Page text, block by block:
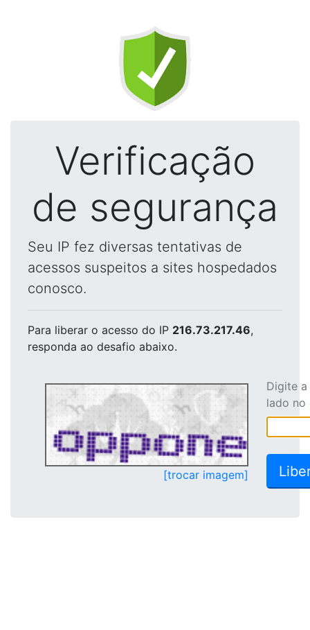
Verificação
de segurança
Seu IP fez diversas tentativas de
acessos suspeitos a sites hospedados
conosco.
Para liberar o acesso do IP 216.73.217.46,
responda ao desafio abaixo.
[trocar imagem]
Digite
lado no